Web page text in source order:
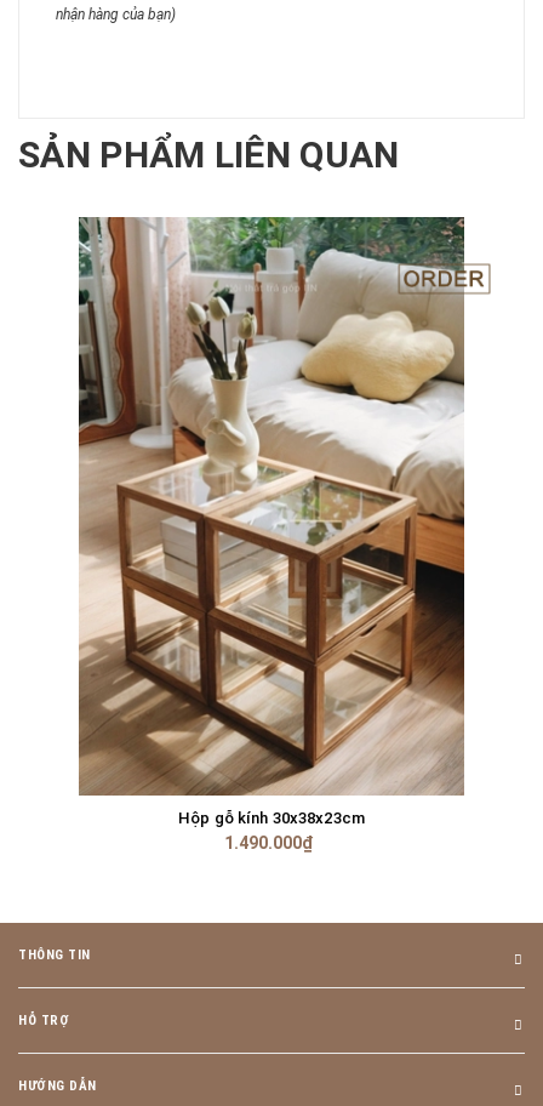
nhận hàng của bạn)
SẢN PHẨM LIÊN QUAN
Hộp gỗ kính 30x38x23cm
1.490.000₫
THÔNG TIN
HỖ TRỢ
HƯỚNG DẪN